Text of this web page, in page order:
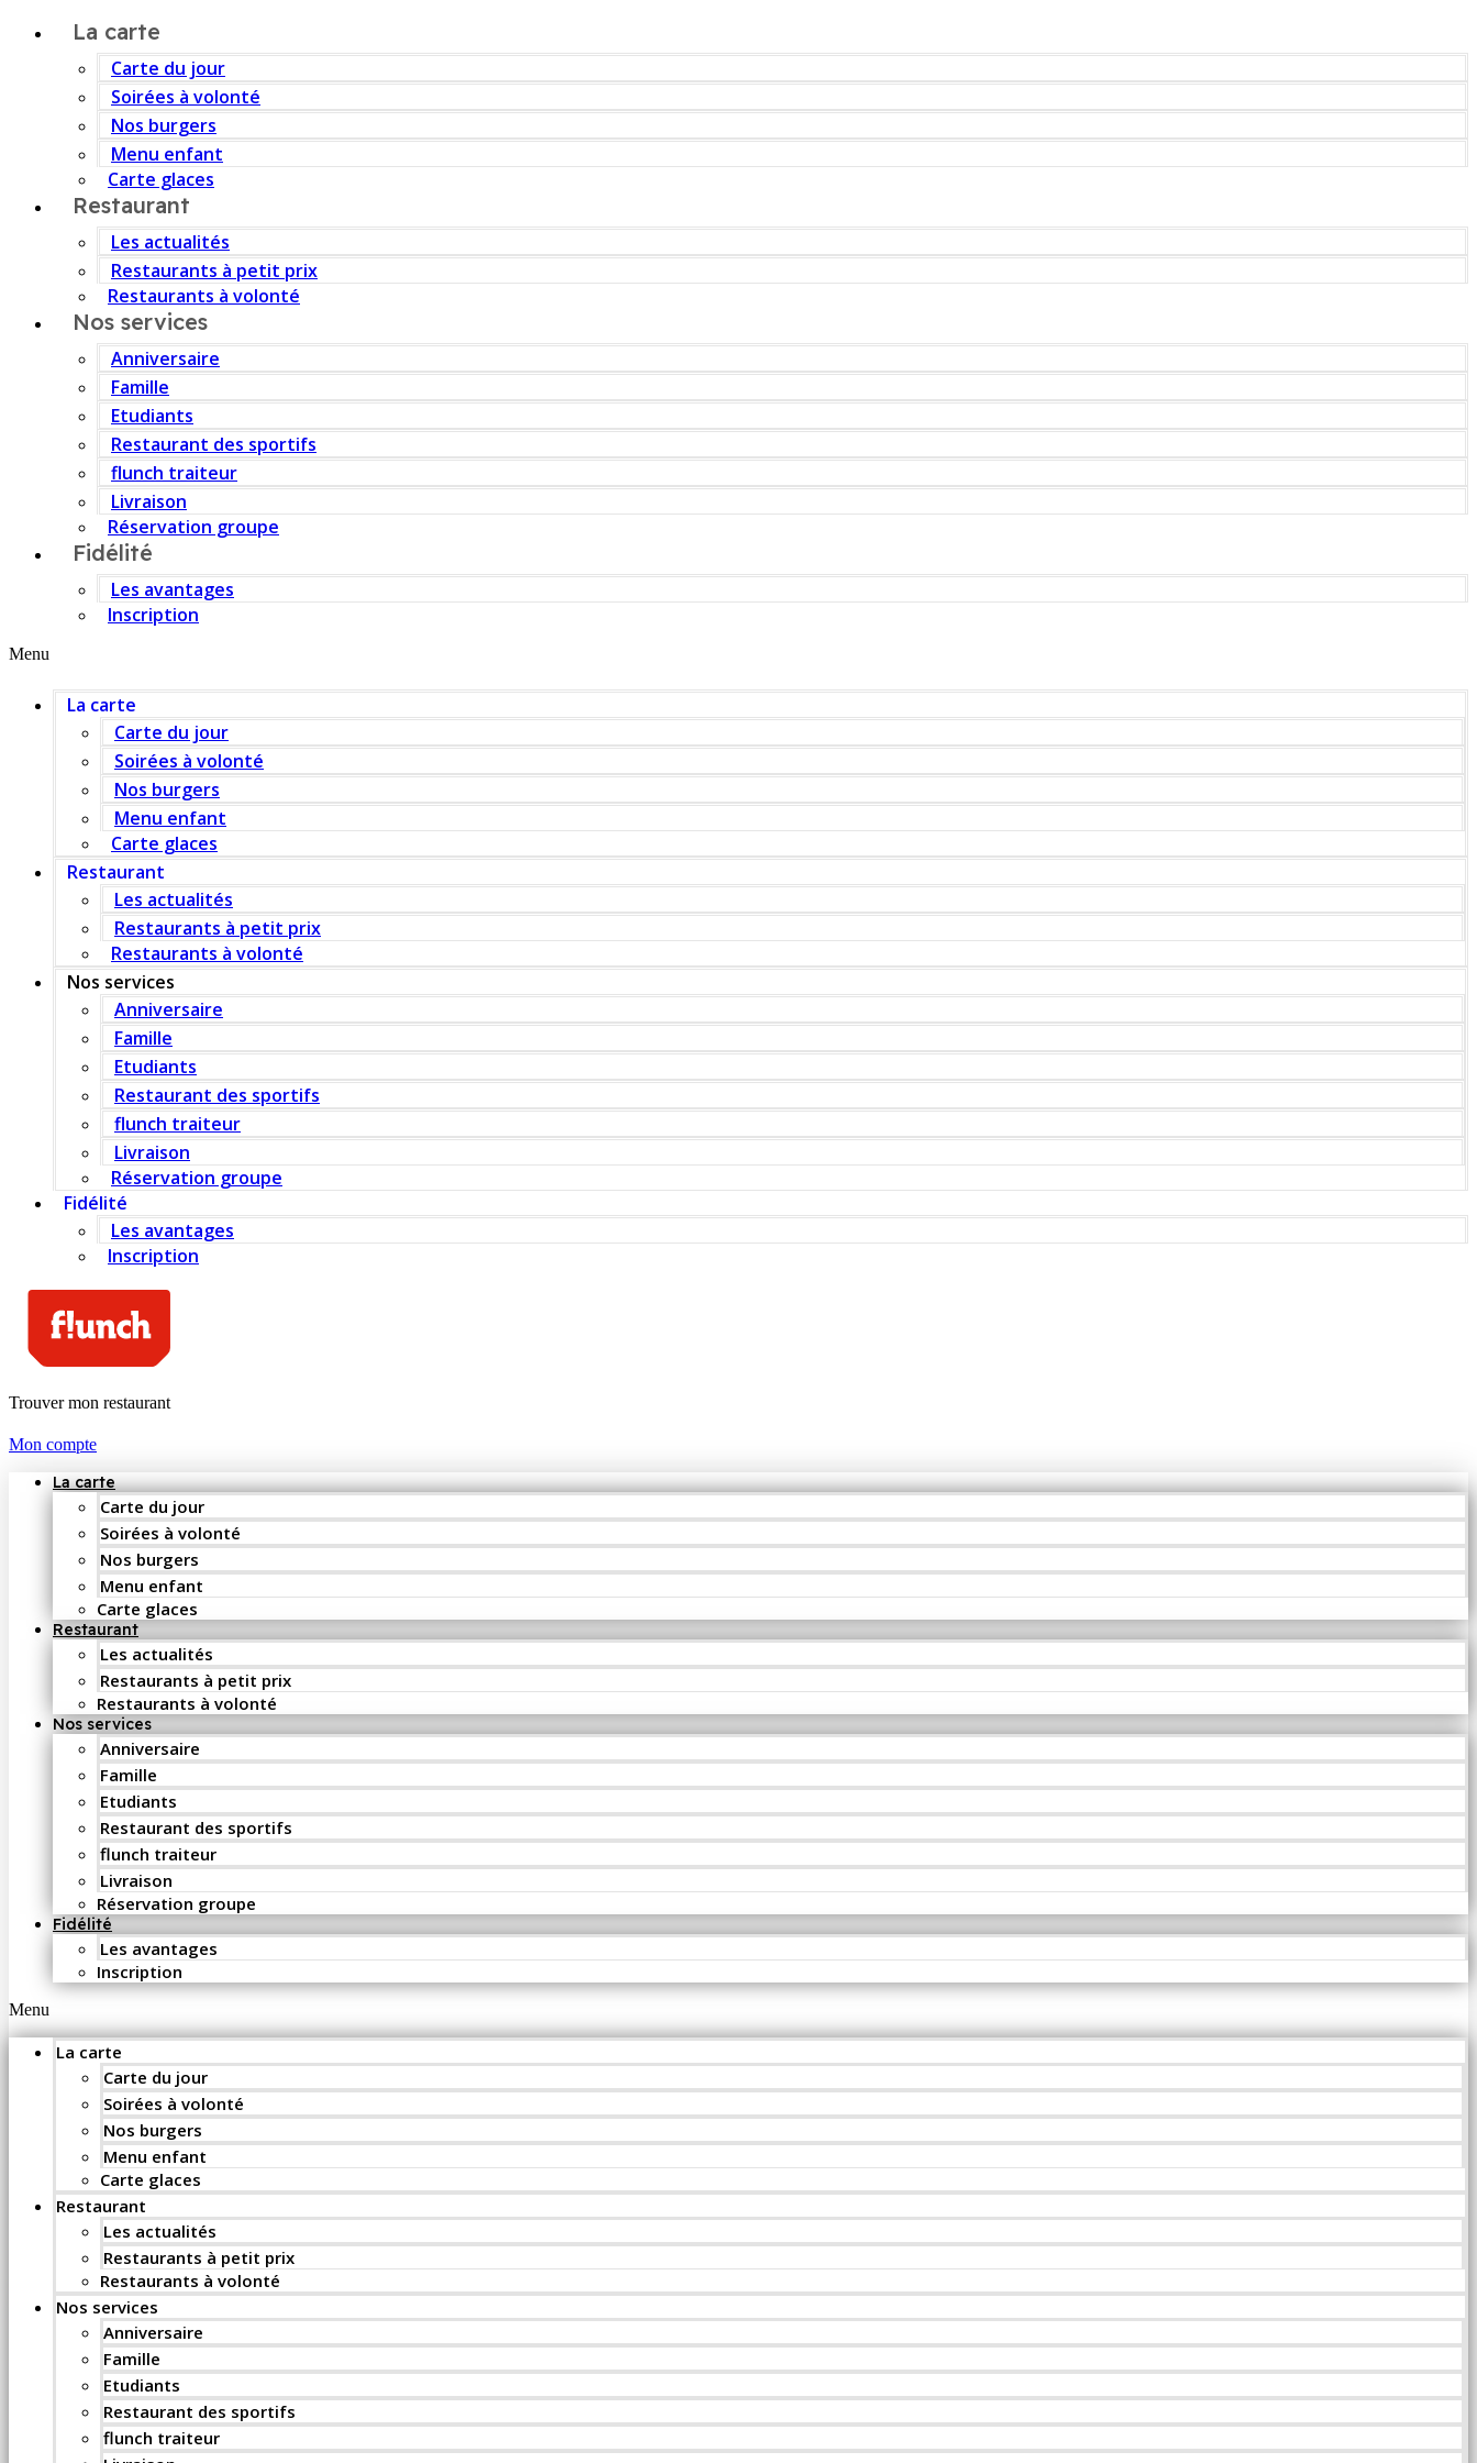
La carte
Carte du jour
Soirées à volonté
Nos burgers
Menu enfant
Carte glaces
Restaurant
Les actualités
Restaurants à petit prix
Restaurants à volonté
Nos services
Anniversaire
Famille
Etudiants
Restaurant des sportifs
flunch traiteur
Livraison
Réservation groupe
Fidélité
Les avantages
Inscription
Menu
La carte
Carte du jour
Soirées à volonté
Nos burgers
Menu enfant
Carte glaces
Restaurant
Les actualités
Restaurants à petit prix
Restaurants à volonté
Nos services
Anniversaire
Famille
Etudiants
Restaurant des sportifs
flunch traiteur
Livraison
Réservation groupe
Fidélité
Les avantages
Inscription
Trouver mon restaurant
Mon compte
La carte
Carte du jour
Soirées à volonté
Nos burgers
Menu enfant
Carte glaces
Restaurant
Les actualités
Restaurants à petit prix
Restaurants à volonté
Nos services
Anniversaire
Famille
Etudiants
Restaurant des sportifs
flunch traiteur
Livraison
Réservation groupe
Fidélité
Les avantages
Inscription
Menu
La carte
Carte du jour
Soirées à volonté
Nos burgers
Menu enfant
Carte glaces
Restaurant
Les actualités
Restaurants à petit prix
Restaurants à volonté
Nos services
Anniversaire
Famille
Etudiants
Restaurant des sportifs
flunch traiteur